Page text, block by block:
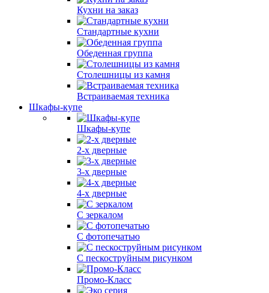
Кухни на заказ
Стандартные кухни
Обеденная группа
Столешницы из камня
Встраиваемая техника
Шкафы-купе
Шкафы-купе
2-х дверные
3-х дверные
4-х дверные
С зеркалом
С фотопечатью
С пескоструйным рисунком
Промо-Класс